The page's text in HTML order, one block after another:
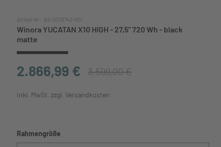
Artikel-Nr.: BA-0039742-001
Winora YUCATAN X10 HIGH - 27,5" 720 Wh - black
matte
2.866,99 € 3.599,00 €
inkl. MwSt. zzgl. Versandkosten
Rahmengröße